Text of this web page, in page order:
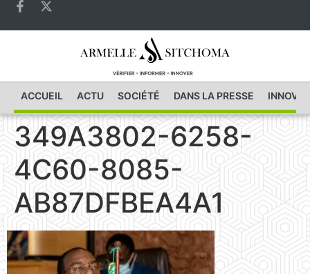
ACCUEIL ACTU SOCIÉTÉ DANS LA PRESSE
349A3802-6258-
4C60-8085-
AB87DFBEA4A1